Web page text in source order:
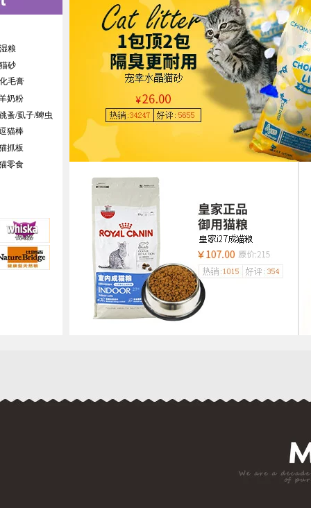
湿粮
猫砂
化毛膏
猫棒
蚤/虱子/蜱虫
奶粉
零食
抓板